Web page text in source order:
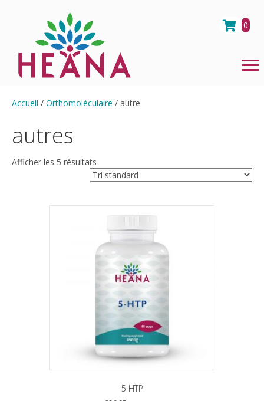
0
Accueil / Orthomoléculaire / autre
autres
Afficher les 5 résultats
5 HTP